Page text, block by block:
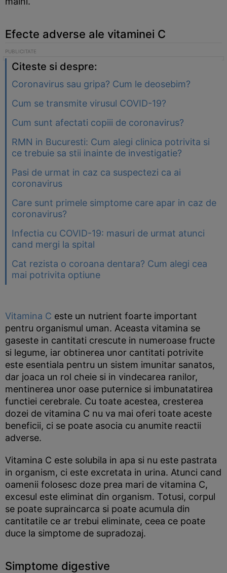
Efecte adverse ale vitaminei C
Citeste si despre:
Coronavirus sau gripa? Cum le deosebim?
Cum se transmite virusul COVID-19?
Cum sunt afectati copiii de coronavirus?
RMN in Bucuresti: Cum alegi clinica potrivita si
ce trebuie sa stii inainte de investigatie?
Pasi de urmat in caz ca suspectezi ca ai
coronavirus
Care sunt primele simptome care apar in caz de
coronavirus?
Infectia cu COVID-19: masuri de urmat atunci
cand mergi la spital
Cat rezista o coroana dentara? Cum alegi cea
mai potrivita optiune
Vitamina C este un nutrient foarte important
pentru organismul uman. Aceasta vitamina se
gaseste in cantitati crescute in numeroase fructe
si legume, iar obtinerea unor cantitati potrivite
este esentiala pentru un sistem imunitar sanatos,
dar joaca un rol cheie si in vindecarea ranilor,
mentinerea unor oase puternice si imbunatatirea
functiei cerebrale. Cu toate acestea, cresterea
dozei de vitamina C nu va mai oferi toate aceste
beneficii, ci se poate asocia cu anumite reactii
adverse.
Vitamina C este solubila in apa si nu este pastrata
in organism, ci este excretata in urina. Atunci cand
oamenii folosesc doze prea mari de vitamina C,
excesul este eliminat din organism. Totusi, corpul
se poate supraincarca si poate acumula din
cantitatile ce ar trebui eliminate, ceea ce poate
duce la simptome de supradozaj.
Simptome digestive